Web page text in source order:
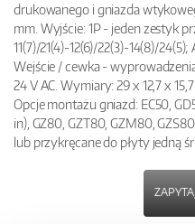
drukowanego i gniazda
mm. Wyjście: 1P - jeden zestyk
11(7)/21(4)-12(6)/22(3)-14(8)/24(5);
Wejście / cewka -
24 V AC. Wymiary: 29 x 12,7 x
Opcje montażu gniazd: EC50,
in), GZ80, GZT80, GZM80,
lub przykręcane do płyty jedną